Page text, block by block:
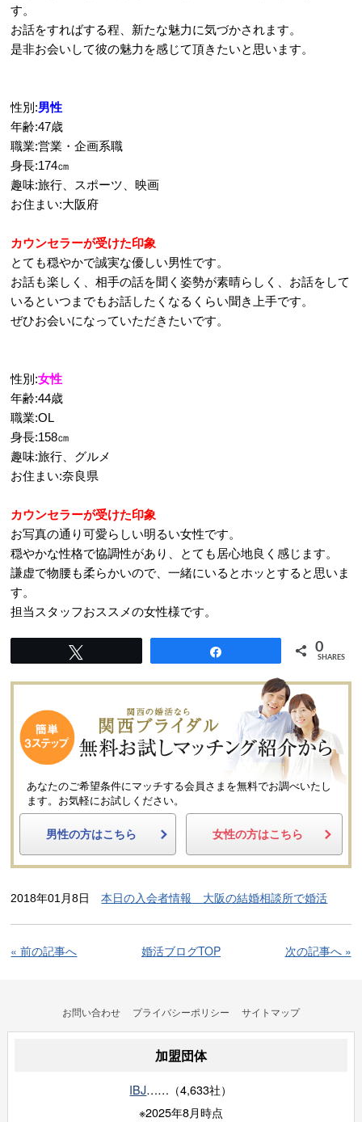
す。
お話をすればする程、新たな魅力に気づかされます。
是非お会いして彼の魅力を感じて頂きたいと思います。
性別:男性
年齢:47歳
職業:営業・企画系職
身長:174㎝
趣味:旅行、スポーツ、映画
お住まい:大阪府
カウンセラーが受けた印象
とても穏やかで誠実な優しい男性です。
お話も楽しく、相手の話を聞く姿勢が素晴らしく、お話をして
いるといつまでもお話したくなるくらい聞き上手です。
ぜひお会いになっていただきたいです。
性別:女性
年齢:44歳
職業:OL
身長:158㎝
趣味:旅行、グルメ
お住まい:奈良県
カウンセラーが受けた印象
お写真の通り可愛らしい明るい女性です。
穏やかな性格で協調性があり、とても居心地良く感じます。
謙虚で物腰も柔らかいので、一緒にいるとホッとすると思いま
す。
担当スタッフおススメの女性様です。
0
SHARES
あなたのご希望条件にマッチする会員さまを無料でお調べいたし
ます。
お気軽にお試しください。
男性の方はこちら 女性の方はこちら
2018年01月8日本日の入会者情報 大阪の結婚相談所で婚活
« 前の記事へ 婚活ブログTOP 次の記事へ »
お問い合わせ プライバシーポリシー サイトマップ
加盟団体
IBJ……（4,633社）
※2025年8月時点